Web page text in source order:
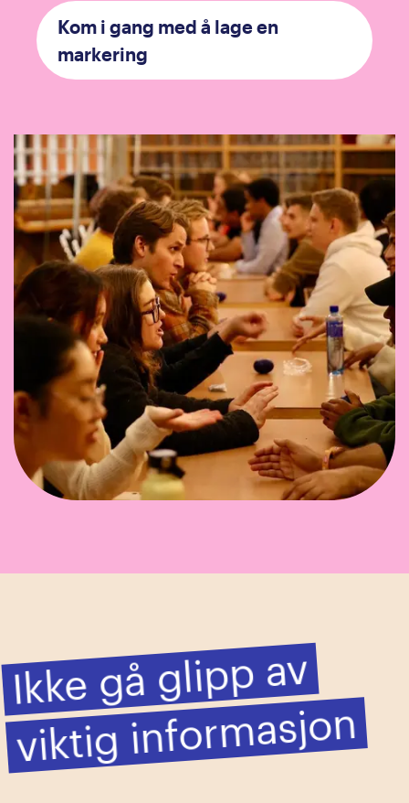
Kom i gang med å lage en
markering
Ikke gå glipp av
viktig infor
masjon